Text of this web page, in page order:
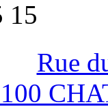
15
Rue